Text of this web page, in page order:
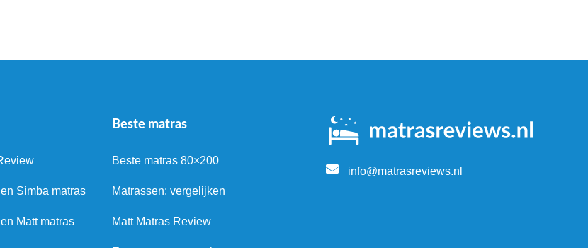
Simba matras
Matt matras
Beste matras
Beste matras 80×200
Matrassen: vergelijken
Matt Matras Review
info@matrasreviews.nl